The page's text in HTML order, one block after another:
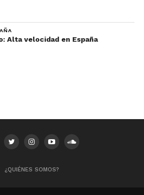
Alta velocidad en España
¿QUIÉNES SOMOS?